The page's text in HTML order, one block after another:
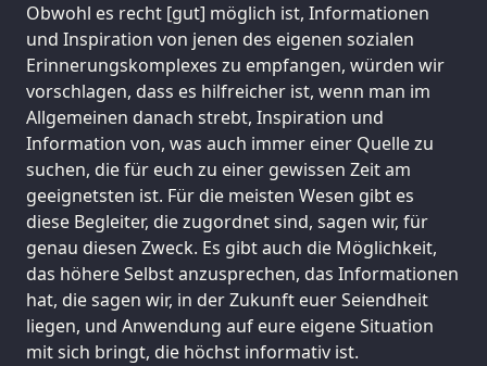
Obwohl es recht [gut] möglich ist, Informationen
und Inspiration von jenen des eigenen sozialen
Erinnerungskomplexes zu empfangen, würden wir
vorschlagen, dass es hilfreicher ist, wenn man im
Allgemeinen danach strebt, Inspiration und
Information von, was auch immer einer Quelle zu
suchen, die für euch zu einer gewissen Zeit am
geeignetsten ist. Für die meisten Wesen gibt es
diese Begleiter, die zugordnet sind, sagen wir, für
genau diesen Zweck. Es gibt auch die Möglichkeit,
das höhere Selbst anzusprechen, das Informationen
hat, die sagen wir, in der Zukunft euer Seiendheit
liegen, und Anwendung auf eure eigene Situation
mit sich bringt, die höchst informativ ist.